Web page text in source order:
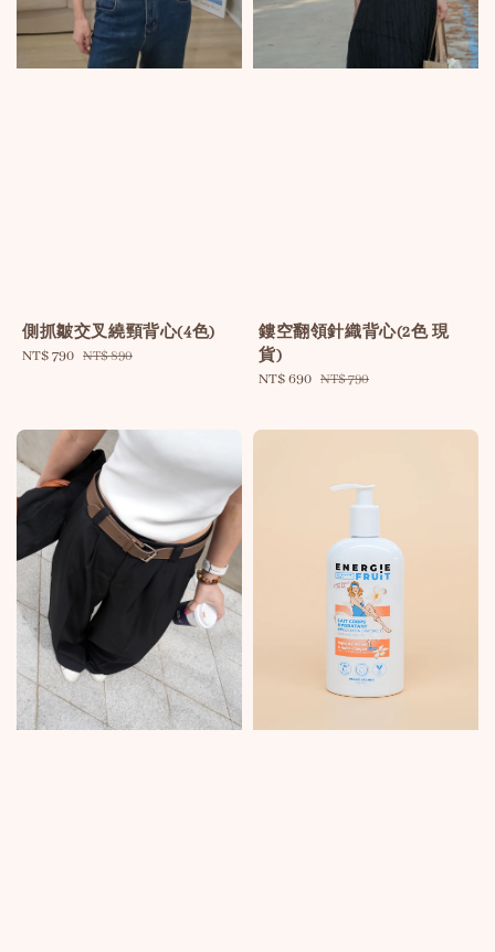
側抓皺交叉繞頸背心(4色)
Sale
NT$ 790 Regular
NT$ 890
鏤空翻領針織背心(2色 現
貨)
Sale
NT$ 690 Regular
NT$ 790